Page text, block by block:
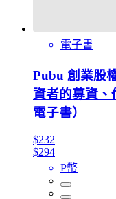
電子書
Pubu 創業股
資者的募資、
電子書）
$232
$294
P幣